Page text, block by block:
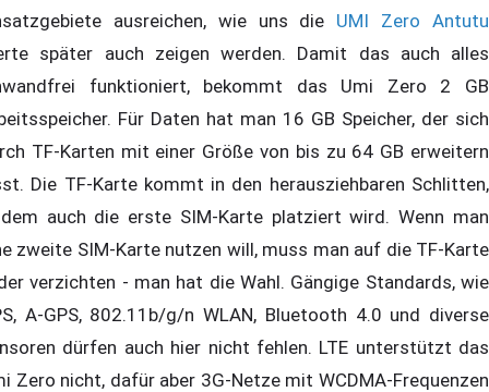
ausreichen, wie uns die UMI Zero Antutu
später auch zeigen werden. Damit das auch alles
funktioniert, bekommt das Umi Zero 2 GB
Für Daten hat man 16 GB Speicher, der sich
TF-Karten mit einer Größe von bis zu 64 GB erweitern
Die TF-Karte kommt in den herausziehbaren Schlitten,
auch die erste SIM-Karte platziert wird. Wenn man
zweite SIM-Karte nutzen will, muss man auf die TF-Karte
verzichten - man hat die Wahl. Gängige Standards, wie
A-GPS, 802.11b/g/n WLAN, Bluetooth 4.0 und diverse
dürfen auch hier nicht fehlen. LTE unterstützt das
Zero nicht, dafür aber 3G-Netze mit WCDMA-Frequenzen